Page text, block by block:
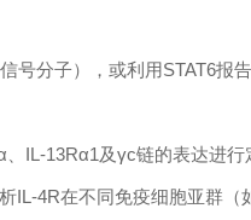
号分子），或利用STAT6
IL-13Rα1及γc链的表达进行
4R在不同免疫细胞亚群